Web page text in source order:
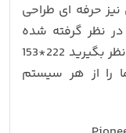
حرفه ای طراحی
آن 89 میلیمتر در نظر گرفته شده
است. اندازه ای را که باید برای نصب در نظر بگیرید 222*153
را از هر سیستم